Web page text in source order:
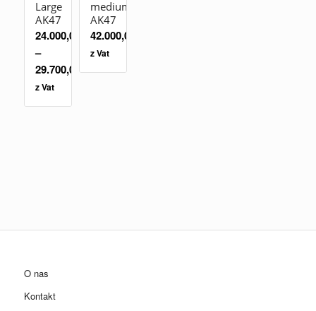
Large
AK47
24.000,00
–
29.700,00zł
z Vat
medium
AK47
42.000,00
z Vat
O nas
Kontakt